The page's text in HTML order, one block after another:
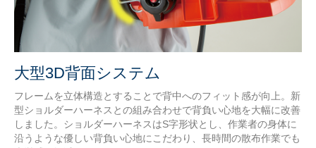
大型3D背面システム
フレームを立体構造とすることで背中へのフィット感が向上。新
型ショルダーハーネスとの組み合わせで背負い心地を大幅に改善
しました。ショルダーハーネスはS字形状とし、作業者の身体に
沿うような優しい背負い心地にこだわり、長時間の散布作業でも